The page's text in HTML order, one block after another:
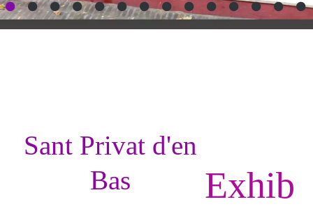
Sant Privat d'en
Bas
Exhib